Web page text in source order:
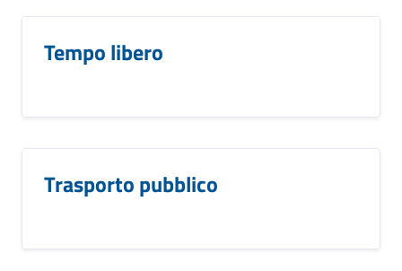
Tempo libero
Trasporto pubblico